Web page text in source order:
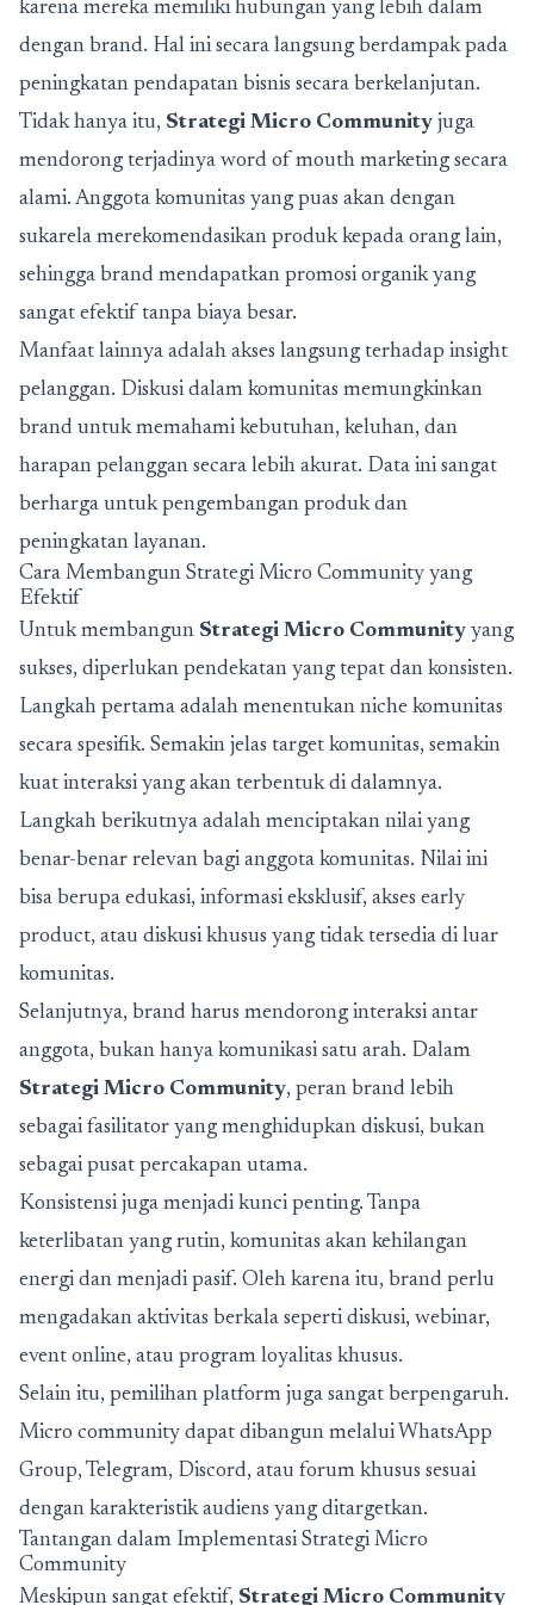
karena mereka memiliki hubungan yang lebih dalam
dengan brand. Hal ini secara langsung berdampak pada
peningkatan pendapatan bisnis secara berkelanjutan.
Tidak hanya itu, Strategi Micro Community juga
mendorong terjadinya word of mouth marketing secara
alami. Anggota komunitas yang puas akan dengan
sukarela merekomendasikan produk kepada orang lain,
sehingga brand mendapatkan promosi organik yang
sangat efektif tanpa biaya besar.
Manfaat lainnya adalah akses langsung terhadap insight
pelanggan. Diskusi dalam komunitas memungkinkan
brand untuk memahami kebutuhan, keluhan, dan
harapan pelanggan secara lebih akurat. Data ini sangat
berharga untuk pengembangan produk dan
peningkatan layanan.
Cara Membangun Strategi Micro Community yang
Efektif
Untuk membangun Strategi Micro Community yang
sukses, diperlukan pendekatan yang tepat dan konsisten.
Langkah pertama adalah menentukan niche komunitas
secara spesifik. Semakin jelas target komunitas, semakin
kuat interaksi yang akan terbentuk di dalamnya.
Langkah berikutnya adalah menciptakan nilai yang
benar-benar relevan bagi anggota komunitas. Nilai ini
bisa berupa edukasi, informasi eksklusif, akses early
product, atau diskusi khusus yang tidak tersedia di luar
komunitas.
Selanjutnya, brand harus mendorong interaksi antar
anggota, bukan hanya komunikasi satu arah. Dalam
Strategi Micro Community, peran brand lebih
sebagai fasilitator yang menghidupkan diskusi, bukan
sebagai pusat percakapan utama.
Konsistensi juga menjadi kunci penting. Tanpa
keterlibatan yang rutin, komunitas akan kehilangan
energi dan menjadi pasif. Oleh karena itu, brand perlu
mengadakan aktivitas berkala seperti diskusi, webinar,
event online, atau program loyalitas khusus.
Selain itu, pemilihan platform juga sangat berpengaruh.
Micro community dapat dibangun melalui WhatsApp
Group, Telegram, Discord, atau forum khusus sesuai
dengan karakteristik audiens yang ditargetkan.
Tantangan dalam Implementasi Strategi Micro
Community
Meskipun sangat efektif, Strategi Micro Community